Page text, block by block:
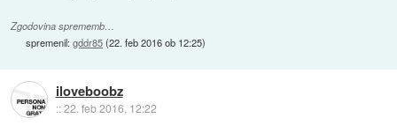
Zgodovina sprememb…
spremenil:gddr85(22. feb 2016 ob 12:25)
iloveboobz
::22. feb 2016, 12:22